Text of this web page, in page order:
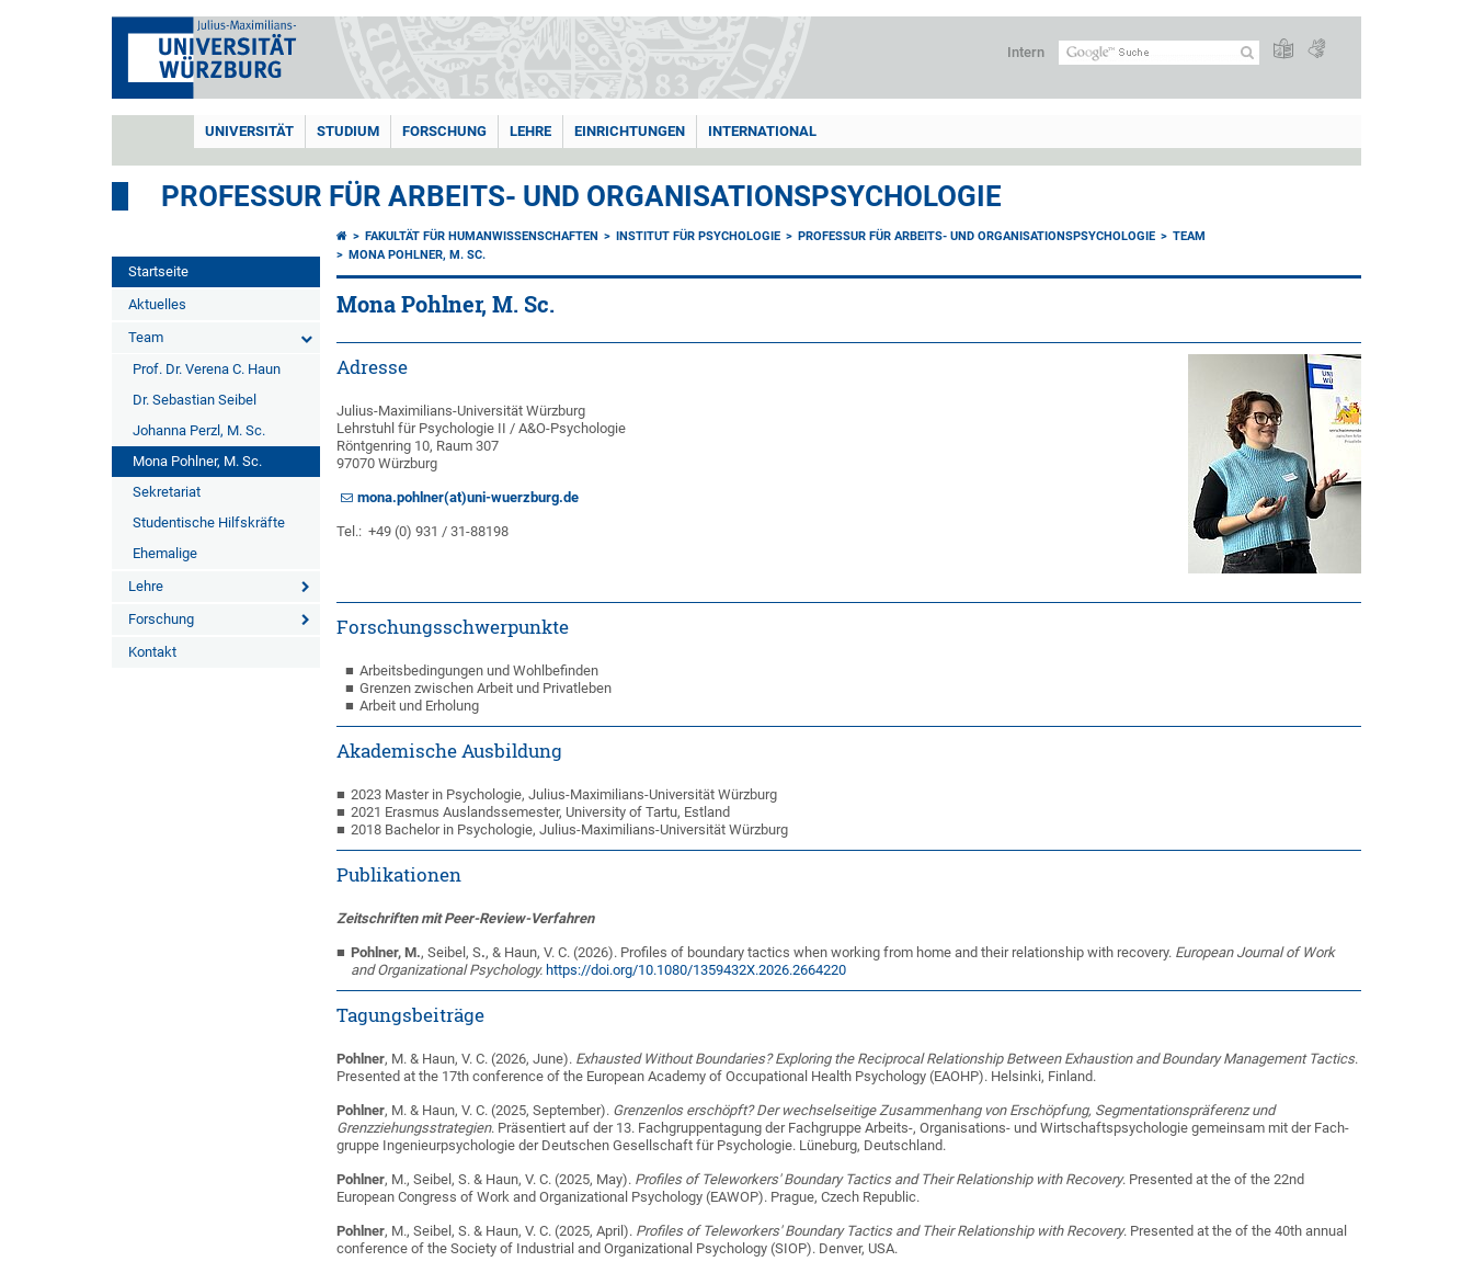
Intern
UNIVERSITÄT STUDIUM FORSCHUNG LEHRE EINRICHTUNGEN INTERNATIONAL
PROFESSUR FÜR ARBEITS- UND ORGANISATIONSPSYCHOLOGIE
Startseite
Aktuelles
Team
Prof. Dr. Verena C. Haun
Dr. Sebastian Seibel
Johanna Perzl, M. Sc.
Mona Pohlner, M. Sc.
Sekretariat
Studentische Hilfskräfte
Ehemalige
Lehre
Forschung
Kontakt
FAKULTÄT FÜR HUMANWISSENSCHAFTEN INSTITUT FÜR PSYCHOLOGIE PROFESSUR FÜR ARBEITS- UND ORGANISATIONSPSYCHOLOGIE
TEAM
MONA POHLNER, M. SC.
Mona Pohlner, M. Sc.
Adresse
Julius-Maximilians-Universität Würzburg
Lehrstuhl für Psychologie II / A&O-Psychologie
Röntgenring 10, Raum 307
97070 Würzburg
mona.pohlner(at)uni-wuerzburg.de
Tel.: +49 (0) 931 / 31-88198
Forschungsschwerpunkte
Arbeitsbedingungen und Wohlbefinden
Grenzen zwischen Arbeit und Privatleben
Arbeit und Erholung
Akademische Ausbildung
2023 Master in Psychologie, Julius-Maximilians-Universität Würzburg
2021 Erasmus Auslandssemester, University of Tartu, Estland
2018 Bachelor in Psychologie, Julius-Maximilians-Universität Würzburg
Publikationen
Zeitschriften mit Peer-Review-Verfahren
Pohlner, M., Seibel, S., & Haun, V. C. (2026). Profiles of boundary tactics when working from home and their relationship with recovery. European Journal of Work
and Organizational Psychology. https://doi.org/10.1080/1359432X.2026.2664220
Tagungsbeiträge
Pohlner, M. & Haun, V. C. (2026, June). Exhausted Without Boundaries? Exploring the Reciprocal Relationship Between Exhaustion and Boundary Management Tactics.
Presented at the 17th conference of the European Academy of Occupational Health Psychology (EAOHP). Helsinki, Finland.
Pohlner, M. & Haun, V. C. (2025, September). Grenzenlos erschöpft? Der wechselseitige Zusammenhang von Erschöpfung, Segmentationspräferenz und
Grenzziehungsstrategien. Präsentiert auf der 13. Fach­grup­pen­ta­gung der Fach­grup­pe Ar­beits-, Or­ga­ni­sa­ti­ons- und Wirt­schafts­psy­cho­lo­gie ge­mein­sam mit der Fach­
grup­pe In­ge­nieur­psy­cho­lo­gie der Deut­schen Ge­sell­schaft für Psy­cho­lo­gie. Lüneburg, Deutschland.
Pohlner, M., Seibel, S. & Haun, V. C. (2025, May). Profiles of Teleworkers' Boundary Tactics and Their Relationship with Recovery. Presented at the of the 22nd
European Congress of Work and Organizational Psychology (EAWOP). Prague, Czech Republic.
Pohlner, M., Seibel, S. & Haun, V. C. (2025, April). Profiles of Teleworkers' Boundary Tactics and Their Relationship with Recovery. Presented at the of the 40th annual
conference of the Society of Industrial and Organizational Psychology (SIOP). Denver, USA.